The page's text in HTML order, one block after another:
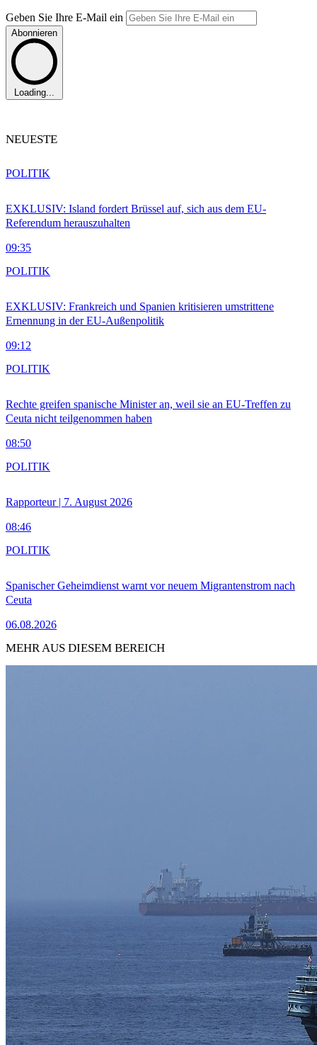
Geben Sie Ihre E-Mail ein
Abonnieren
Loading...
NEUESTE
EXKLUSIV: Island fordert Brüssel auf, sich aus dem EU-
Referendum herauszuhalten
09:35
POLITIK
EXKLUSIV: Frankreich und Spanien kritisieren umstrittene
Ernennung in der EU-Außenpolitik
09:12
POLITIK
Rechte greifen spanische Minister an, weil sie an EU-Treffen zu
Ceuta nicht teilgenommen haben
08:50
POLITIK
Rapporteur | 7. August 2026
08:46
POLITIK
Spanischer Geheimdienst warnt vor neuem Migrantenstrom nach
Ceuta
06.08.2026
POLITIK
MEHR AUS DIESEM BEREICH